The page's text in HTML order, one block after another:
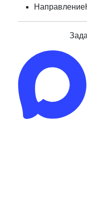
Направление